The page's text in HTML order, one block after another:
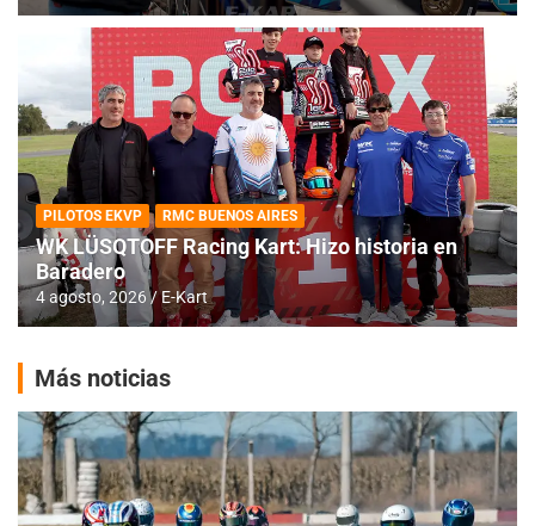
PILOTOS EKVP RMC BUENOS AIRES
WK LÜSQTOFF Racing Kart: Hizo historia en
Baradero
4 agosto, 2026 E-Kart
Más noticias